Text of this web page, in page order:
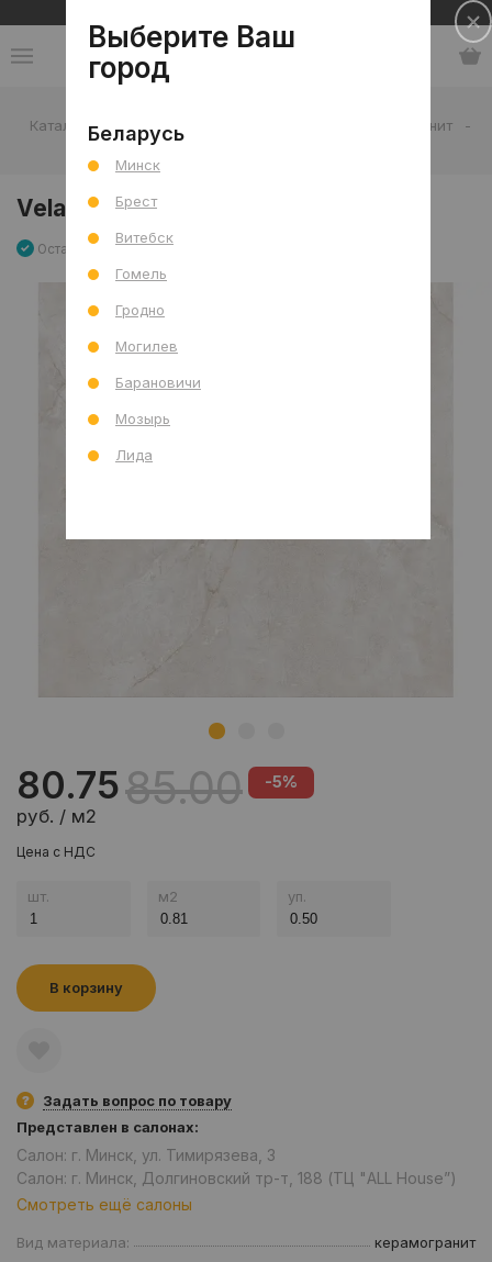
Каталог - Керамогранит
-
Velamo Beige Mat 90x90 R
Velamo Beige Mat 90x90 R
Остаток 5.67 м2 Артикул: 0000028925
80.75
руб. / м2
85.00 -5%
Цена с НДС
шт. м2 уп.
В корзину
Задать вопрос по товару
Представлен в салонах:
Салон: г. Минск, ул. Тимирязева, 3
Салон: г. Минск, Долгиновский тр-т, 188 (ТЦ "ALL House”)
Смотреть ещё салоны
Вид материала: керамогранит
Выберите Ваш
город
Беларусь
Минск
Брест
Витебск
Гомель
Гродно
Могилев
Барановичи
Мозырь
Лида